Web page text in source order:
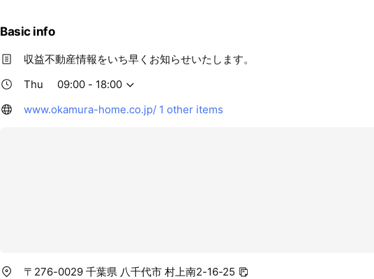
Basic info
収益不動産情報をいち早くお知らせいたします。
Thu
09:00 - 18:00
www.okamura-home.co.jp/ 1 other items
〒276-0029 千葉県 八千代市 村上南2-16-25